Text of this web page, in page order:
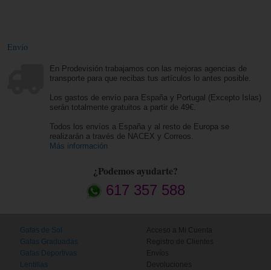
Envío
En Prodevisión trabajamos con las mejoras agencias de
transporte para que recibas tus artículos lo antes posible.
Los gastos de envío para España y Portugal (Excepto Islas)
serán totalmente gratuitos a partir de 49€.
Todos los envíos a España y al resto de Europa se
realizarán a través de NACEX y Correos.
Más información
¿Podemos ayudarte?
617 357 588
Gafas de Sol
Gafas Graduadas
Gafas Deportivas
Lentillas
Acceso a Mi Cuenta
Registro de Clientes
Envíos
Devoluciones